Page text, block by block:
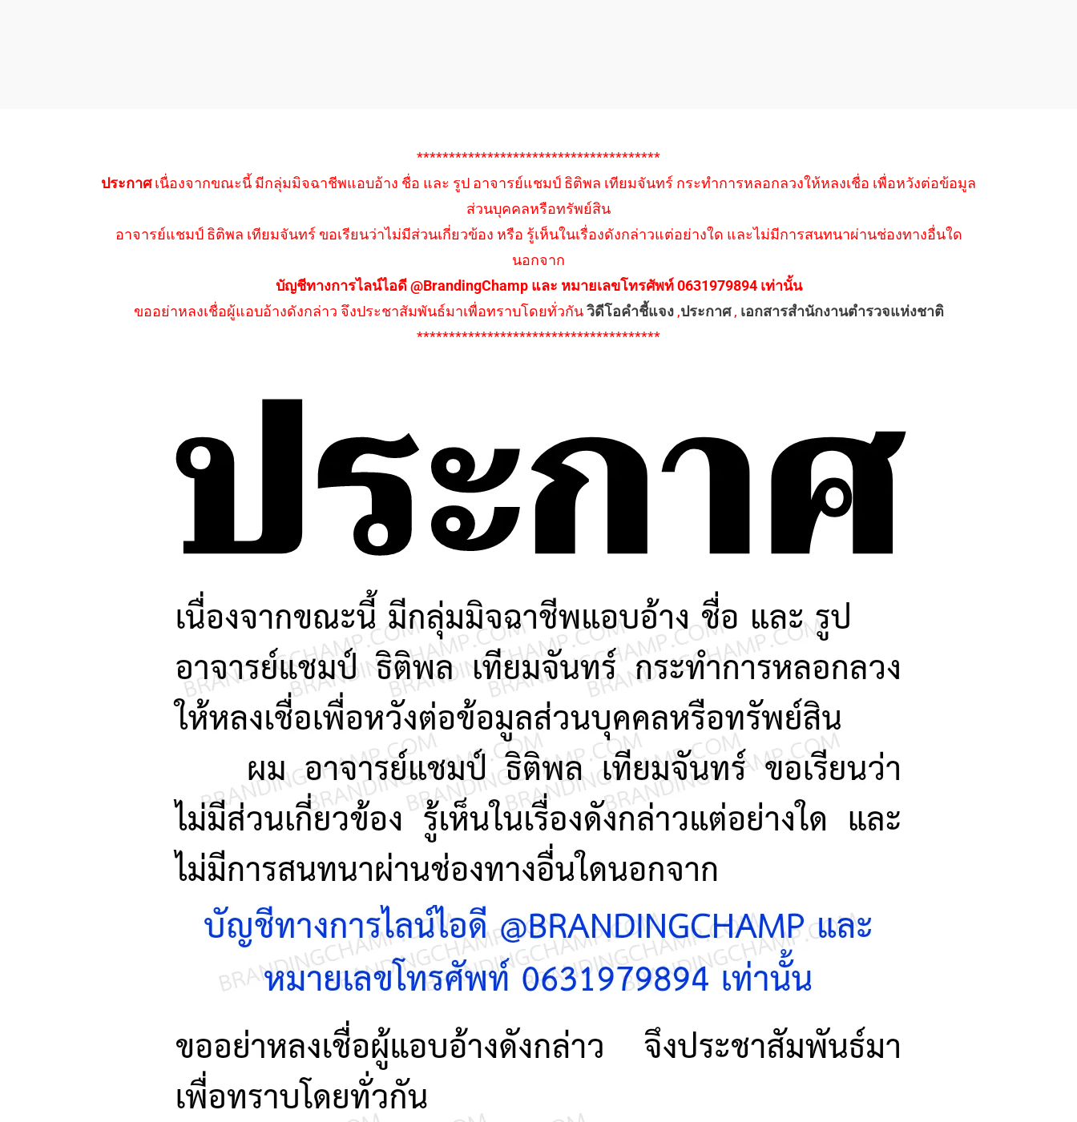
**************************************
ประกาศเนื่องจากขณะนี้ มีกลุ่มมิจฉาชีพแอบอ้าง ชื่อ และ รูป อาจารย์แชมป์ ธิติพล เทียมจันทร์ กระทำการหลอกลวงให้หลงเชื่อ เพื่อหวังต่อข้อมูล
ส่วนบุคคลหรือทรัพย์สิน
อาจารย์แชมป์ ธิติพล เทียมจันทร์ ขอเรียนว่าไม่มีส่วนเกี่ยวข้อง หรือ รู้เห็นในเรื่องดังกล่าวแต่อย่างใด และไม่มีการสนทนาผ่านช่องทางอื่นใด
นอกจาก
บัญชีทางการไลน์ไอดี @BrandingChamp และ หมายเลขโทรศัพท์ 0631979894 เท่านั้น
ขออย่าหลงเชื่อผู้แอบอ้างดังกล่าว จึงประชาสัมพันธ์มาเพื่อทราบโดยทั่วกันวิดีโอคำชี้แจง,ประกาศ, เอกสารสำนักงานตำรวจแห่งชาติ
**************************************